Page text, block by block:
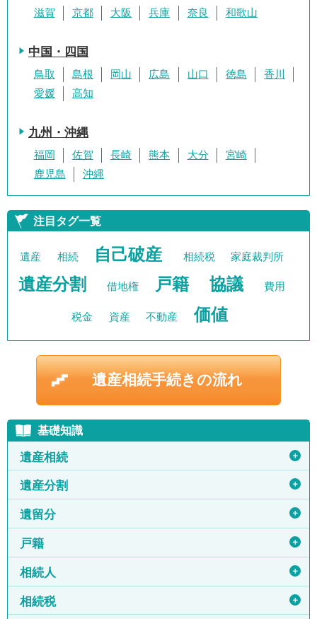
滋賀 京都 大阪 兵庫 奈良 和歌山
中国・四国
鳥取 島根 岡山 広島 山口 徳島
香川
愛媛
高知
九州・沖縄
福岡 佐賀 長崎 熊本 大分
宮崎
鹿児島
沖縄
注目タグ一覧
遺産 相続 自己破産 相続税 家庭裁判所
遺産分割 借地権 戸籍 協議 費用
税金 資産 不動産 価値
遺産相続手続きの流れ
基礎知識
遺産相続 ＋
遺産分割 ＋
遺留分 ＋
戸籍 ＋
相続人 ＋
相続税 ＋